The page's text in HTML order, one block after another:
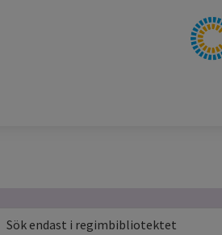
Sök endast i regimbibliotektet